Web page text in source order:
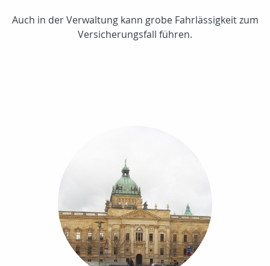
Auch in der Verwaltung kann grobe Fahrlässigkeit zum
Versicherungsfall führen.